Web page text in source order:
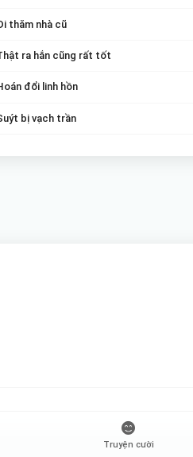
Truyện cười
thăm nhà cũ
ra hắn cũng rất tốt
đổi linh hồn
bị vạch trần
trùng lên não
mái chết mất (H)
sự của cô
dụ dỗ cô
đang ghen (H)